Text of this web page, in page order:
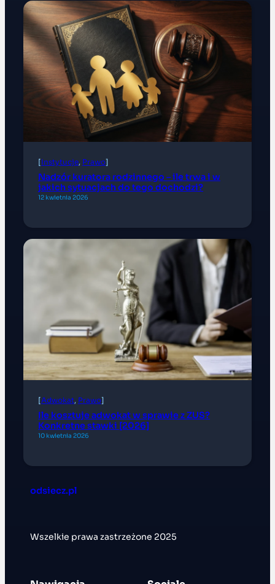
[Instytucje, Prawo]
Nadzór kuratora rodzinnego – ile trwa i w
jakich sytuacjach do tego dochodzi?
12 kwietnia 2026
[Adwokat, Prawo]
Ile kosztuje adwokat w sprawie z ZUS?
Konkretne stawki [2026]
10 kwietnia 2026
odsiecz.pl
Wszelkie prawa zastrzeżone 2025